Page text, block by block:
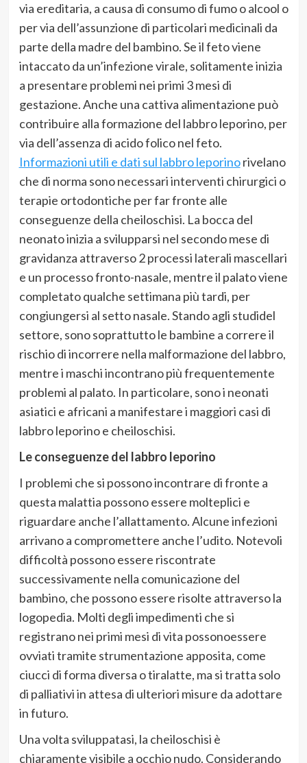
via ereditaria, a causa di consumo difumooalcool o
per via dell’assunzione di particolari medicinali da
parte della madre del bambino.Seil fetoviene
intaccato da un’infezionevirale, solitamente inizia
a presentare problemi nei primi 3 mesi di
gestazione.Anche una cattiva alimentazione può
contribuire alla formazione del labbro leporino, per
via dell’assenza di acido folico nel feto.
Informazioni utili e dati sul labbro leporinorivelano
che di norma sono necessari interventi chirurgici o
terapie ortodontiche per far fronte alle
conseguenze della cheiloschisi. La bocca del
neonato inizia a svilupparsi nel secondo mese di
gravidanza attraverso 2processi laterali mascellari
e un processo fronto-nasale, mentreil palatoviene
completato qualche settimana più tardi, per
congiungersi al setto nasale.Stando agli studidel
settore, sono soprattutto le bambine a correre il
rischio di incorrere nella malformazione del labbro,
mentre i maschi incontrano più frequentemente
problemi al palato. In particolare, sono i neonati
asiatici e africani a manifestare i maggiori casi di
labbro leporino e cheiloschisi.
Le conseguenze del labbro leporino
I problemi che si possono incontrare di fronte a
questa malattia possono essere molteplici e
riguardare anche l’allattamento.Alcune infezioni
arrivano a compromettere anche l’udito. Notevoli
difficoltà possono essere riscontrate
successivamente nella comunicazione del
bambino, che possono essere risolte attraverso la
logopedia. Molti degliimpedimenti che si
registrano nei primi mesi di vita possonoessere
ovviati tramite strumentazione apposita, come
ciucci di forma diversa o tiralatte, ma si tratta solo
di palliativi in attesa di ulteriori misure da adottare
in futuro.
Una volta sviluppatasi, la cheiloschisi è
chiaramente visibile a occhio nudo. Considerando